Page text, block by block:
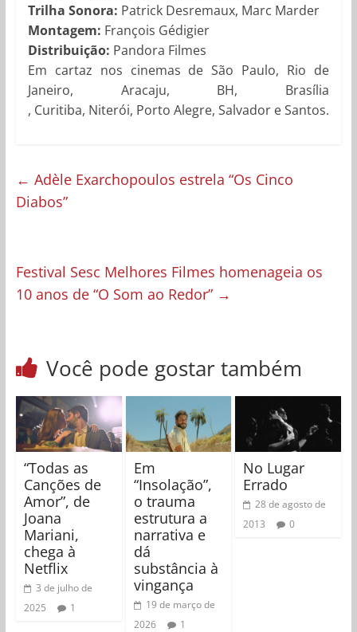
Trilha Sonora: Patrick Desremaux, Marc Marder
Montagem: François Gédigier
Distribuição: Pandora Filmes
Em cartaz nos cinemas de São Paulo, Rio de
Janeiro, Aracaju, BH, Brasília
, Curitiba, Niterói, Porto Alegre, Salvador e Santos.
← Adèle Exarchopoulos estrela “Os Cinco
Diabos”
Festival Sesc Melhores Filmes homenageia os
10 anos de “O Som ao Redor” →
Você pode gostar também
“Todas as
Canções de
Amor”, de
Joana
Mariani,
chega à
Netflix
3 de julho de
2025
1
Em
“Insolação”,
o trauma
estrutura a
narrativa e
dá
substância à
vingança
19 de março de
2026
1
No Lugar
Errado
28 de agosto de
2013
0